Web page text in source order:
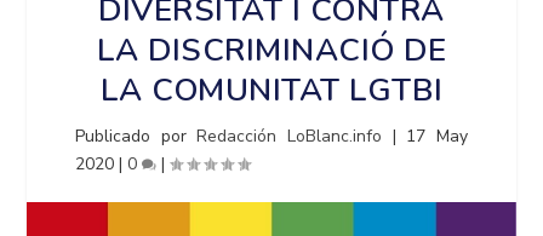
DIVERSITAT I CONTRA
LA DISCRIMINACIÓ DE
LA COMUNITAT LGTBI
Publicado porRedacción LoBlanc.info | 17 May
2020 |0 |